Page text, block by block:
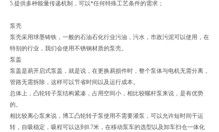
5.提供多种能量传递机制，可以*任何特殊工艺条件的需求；
泵壳
泵壳采用球墨铸铁，一般的石油石化行业污油，污水，市政污泥可以使用，在
特别的行业，我们会使用不锈钢材质的泵壳。
泵盖
泵盖是易开启式泵盖，就是说，在更换易损件时，整个泵体与电机无需分离，
管路无需拆除，这样可以节省时间以及运行成本。
总体上，凸轮转子泵结构紧凑，占用空间小，相比较螺杆泵来说，是有优势
的。
相比较离心泵来说，博工凸轮转子泵使用不需要灌泵，可以允许短时间干运
转，自吸稳定，吸程可以达到8.7米，在移动泵车的选型以及卸车扫仓一体化